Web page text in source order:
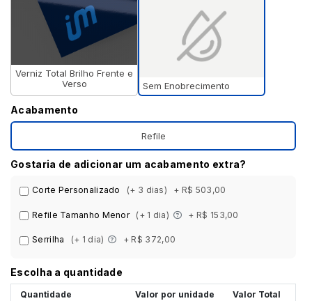
Verniz Total Brilho Frente e
Verso
Sem Enobrecimento
Acabamento
Refile
Gostaria de adicionar um acabamento extra?
Corte Personalizado (+ 3 dias) + R$ 503,00
Refile Tamanho Menor (+ 1 dia) + R$ 153,00
Serrilha (+ 1 dia) + R$ 372,00
Escolha a quantidade
Quantidade Valor por unidade Valor Total